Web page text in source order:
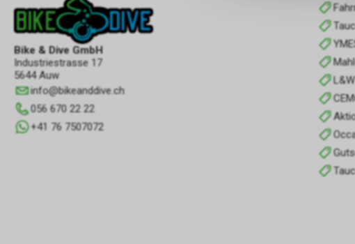
Bike & Dive GmbH
Industriestrasse 17
5644 Auw
info@bikeanddive.ch
056 670 22 22
+41 76 7507072